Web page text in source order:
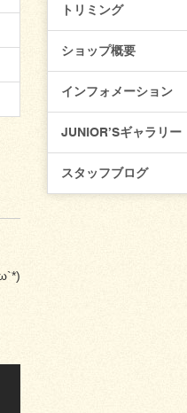
トリミング
ショップ概要
インフォメーション
JUNIOR’Sギャラリー
スタッフブログ